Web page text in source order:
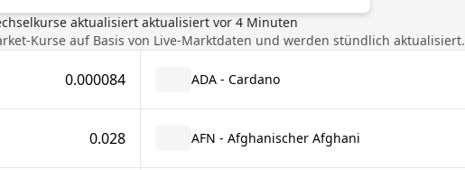
aktualisiert aktualisiert vor 4Minuten
Kurse auf Basis von Live-Marktdaten und werden stündlich aktualisiert.
0.000084 ADA - Cardano
0.028 AFN - Afghanischer Afghani